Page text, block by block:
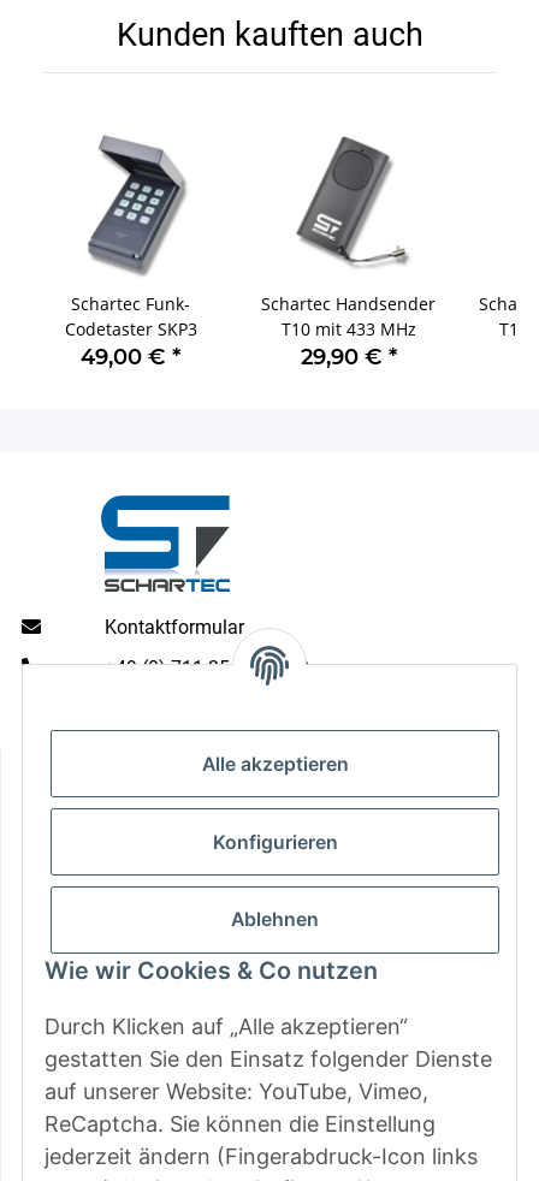
Alle akzeptieren
Konfigurieren
Ablehnen
Wie wir Cookies & Co nutzen
Durch Klicken auf „Alle akzeptieren“
gestatten Sie den Einsatz folgender Dienste
auf unserer Website: YouTube, Vimeo,
ReCaptcha. Sie können die Einstellung
jederzeit ändern (Fingerabdruck-Icon links
Kunden kauften auch
Schartec Funk-
Codetaster SKP3
49,00 € *
Schartec Handsender
T10 mit 433 MHz
29,90 € *
T11
Kontaktformular
+49 (0) 711 35 13 16 00
Fr: 9 - 13 & 14 - 15.00 Uhr
Gesetzliche Informationen